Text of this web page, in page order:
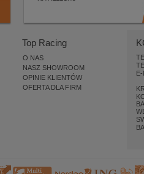
Top Racing
O NAS
NASZ SHOWROOM
OPINIE KLIENTÓW
OFERTA DLA FIRM
E-